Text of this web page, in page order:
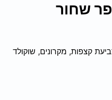
שחור
קצפות, מקרונים, שוקולד